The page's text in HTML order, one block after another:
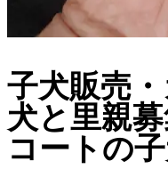
子犬販売
犬と里親
コートの